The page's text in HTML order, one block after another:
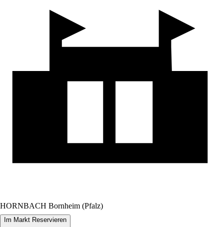
HORNBACH Bornheim (Pfalz)
Im Markt Reservieren